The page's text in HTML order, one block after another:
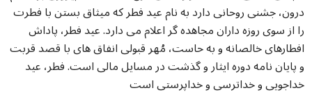
درون، جشنی روحانی دارد به نام عید فطر که میثاق بستن با فطرت
را از سوی روزه داران مجاهده گر اعلام می دارد. عید فطر، پاداش
افطارهای خالصانه و به حاست، مُهر قبولی انفاق های با قصد قربت
و پایان نامه دوره ایثار و گذشت در مسایل مالی است. فطر، عید
خداجویی و خداترسی و خداپرستی است